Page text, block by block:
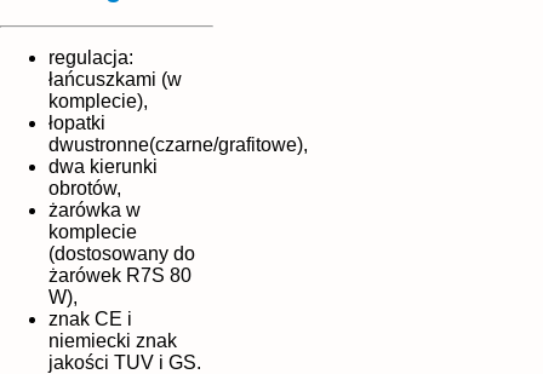
regulacja:
łańcuszkami (w
komplecie),
łopatki
dwustronne(czarne/grafitowe),
dwa kierunki
obrotów,
żarówka w
komplecie
(dostosowany do
żarówek R7S 80
W),
znak CE i
niemiecki znak
jakości TUV i GS.